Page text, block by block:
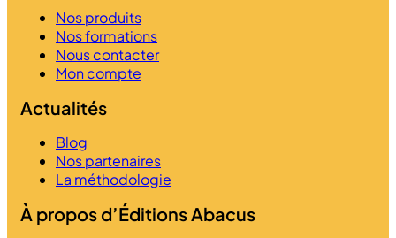
Nos produits
Nos formations
Nous contacter
Mon compte
Actualités
Blog
Nos partenaires
La méthodologie
À propos d’Éditions Abacus